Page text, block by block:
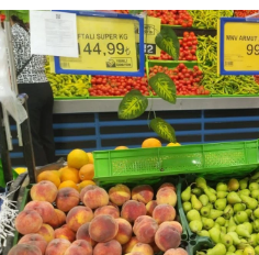
Spor
Teknoloji
Yaşam